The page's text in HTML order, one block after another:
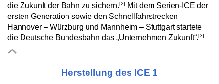
die Zukunft der Bahn zu sichern.[2]
Mit dem Serien-ICE der
ersten Generation sowie den Schnellfahrstrecken
Hannover – Würzburg und Mannheim – Stuttgart startete
die Deutsche Bundesbahn das „Unternehmen Zukunft“.[3]
Herstellung des ICE 1